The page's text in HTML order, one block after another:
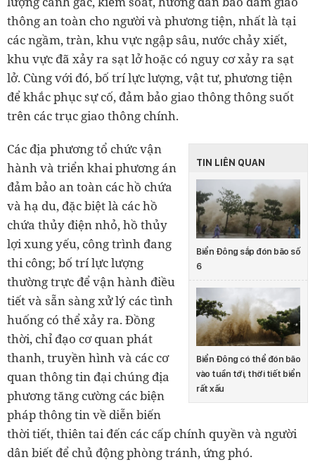
thông an toàn cho người và phương tiện, nhất là tại
các ngầm, tràn, khu vực ngập sâu, nước chảy xiết,
khu vực đã xảy ra sạt lở hoặc có nguy cơ xảy ra sạt
lở. Cùng với đó, bố trí lực lượng, vật tư, phương tiện
để khắc phục sự cố, đảm bảo giao thông thông suốt
trên các trục giao thông chính.
TIN LIÊN QUAN
Biển Đông sắp đón bão số
6
Biển Đông có thể đón bão
vào tuần tới, thời tiết biển
rất xấu
Các địa phương tổ chức vận
hành và triển khai phương án
đảm bảo an toàn các hồ chứa
và hạ du, đặc biệt là các hồ
chứa thủy điện nhỏ, hồ thủy
lợi xung yếu, công trình đang
thi công; bố trí lực lượng
thường trực để vận hành điều
tiết và sẵn sàng xử lý các tình
huống có thể xảy ra. Đồng
thời, chỉ đạo cơ quan phát
thanh, truyền hình và các cơ
quan thông tin đại chúng địa
phương tăng cường các biện
pháp thông tin về diễn biến
thời tiết, thiên tai đến các cấp chính quyền và người
dân biết để chủ động phòng tránh, ứng phó.